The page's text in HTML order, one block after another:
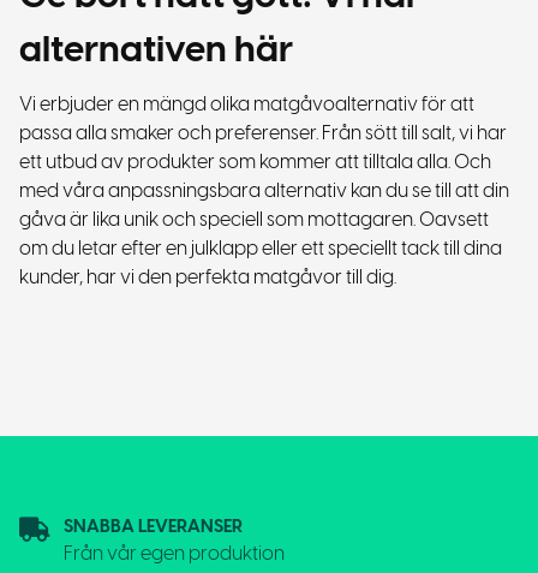
alternativen här
Vi erbjuder en mängd olika matgåvoalternativ för att
passa alla smaker och preferenser. Från sött till salt, vi har
ett utbud av produkter som kommer att tilltala alla. Och
med våra anpassningsbara alternativ kan du se till att din
gåva är lika unik och speciell som mottagaren. Oavsett
om du letar efter en julklapp eller ett speciellt tack till dina
kunder, har vi den perfekta matgåvor till dig.
SNABBA LEVERANSER
Från vår egen produktion